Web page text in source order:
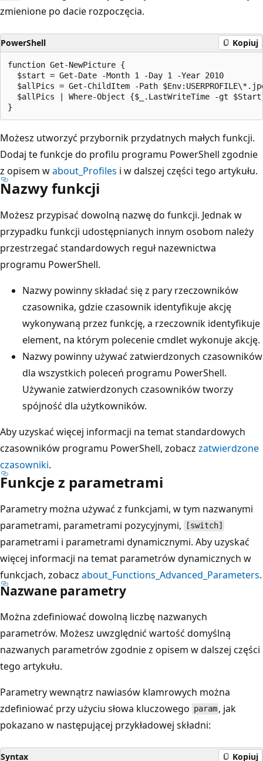
zmienione po dacie rozpoczęcia.
PowerShell Kopiuj
function Get-NewPicture {
  $start = Get-Date -Month 1 -Day 1 -Year 2010
$allPics = Get-ChildItem -Path
$allPics | Where-Object {$_.LastWriteTime -gt
Możesz utworzyć przybornik przydatnych małych funkcji.
Dodaj te funkcje do profilu programu PowerShell zgodnie
z opisem wabout_Profiles i w dalszej części tego artykułu.
Nazwy funkcji
Możesz przypisać dowolną nazwę do funkcji. Jednak w
przypadku funkcji udostępnianych innym osobom należy
przestrzegać standardowych reguł nazewnictwa
programu PowerShell.
Nazwy powinny składać się z pary rzeczowników
czasownika, gdzie czasownik identyfikuje akcję
wykonywaną przez funkcję, a rzeczownik identyfikuje
element, na którym polecenie cmdlet wykonuje akcję.
Nazwy powinny używać zatwierdzonych czasowników
dla wszystkich poleceń programu PowerShell.
Używanie zatwierdzonych czasowników tworzy
spójność dla użytkowników.
Aby uzyskać więcej informacji na temat standardowych
czasowników programu PowerShell, zobacz zatwierdzone
czasowniki.
Funkcje z parametrami
Parametry można używać z funkcjami, w tym nazwanymi
parametrami, parametrami pozycyjnymi,
[switch]
parametrami i parametrami dynamicznymi. Aby uzyskać
więcej informacji na temat parametrów dynamicznych w
funkcjach, zobacz about_Functions_Advanced_Parameters.
Nazwane parametry
Można zdefiniować dowolną liczbę nazwanych
parametrów. Możesz uwzględnić wartość domyślną
nazwanych parametrów zgodnie z opisem w dalszej części
tego artykułu.
Parametry wewnątrz nawiasów klamrowych można
zdefiniować przy użyciu słowa kluczowego param , jak
pokazano w następującej przykładowej składni:
Syntax Kopiuj